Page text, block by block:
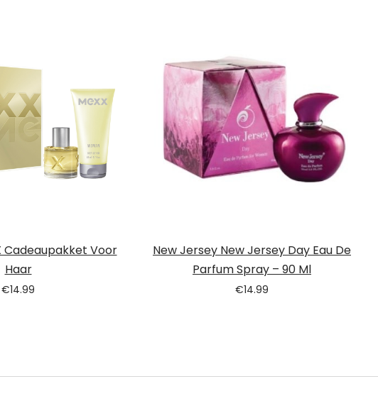
Cadeaupakket Voor
Haar
€14.99
New Jersey New Jersey Day Eau De
Parfum Spray – 90 Ml
€14.99